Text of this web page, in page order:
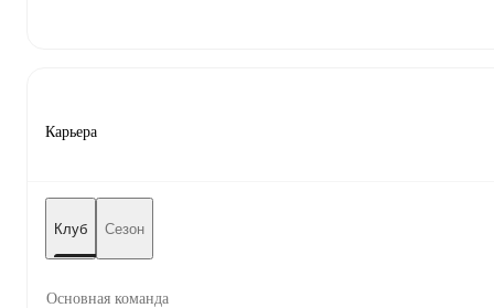
Карьера
Клуб Сезон
Основная команда